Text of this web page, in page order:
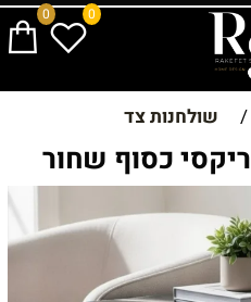
0 0
/ שולחנות צד
כסוף שחור